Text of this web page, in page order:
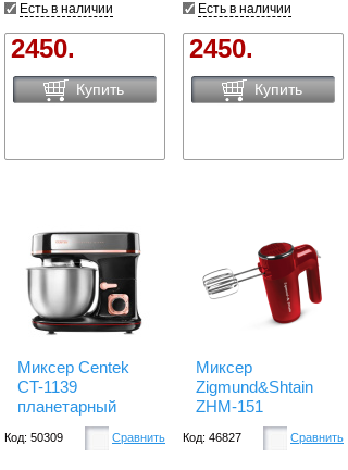
Есть в наличии
2450.
Купить
Есть в наличии
2450.
Купить
Миксер Centek
CT-1139
планетарный
Код: 50309 Сравнить
Миксер
Zigmund&Shtain
ZHM-151
Код: 46827 Сравнить